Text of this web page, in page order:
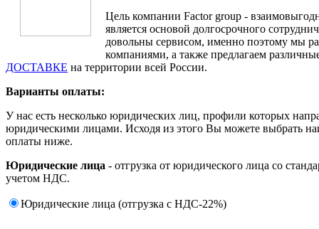
Цель компании Factor group -
является основой долгосрочного
довольны сервисом, именно поэтому мы
компаниями, а также предлагаем
ДОСТАВКЕ на территории всей России.
Варианты оплаты:
У нас есть несколько юридических лиц, профили которых
юридическими лицами. Исходя из этого Вы можете выбрать
оплаты ниже.
Юридические лица - отгрузка от юридического лица со
учетом НДС.
Юридические лица (отгрузка c НДС-22%)